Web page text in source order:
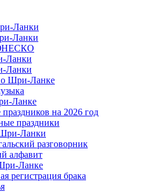
Ланки
Ланки
Ланки
Ланки
Шри-Ланке
Ланке
на 2026 год
праздники
Ланки
разговорник
алфавит
Ланке
регистрация брака